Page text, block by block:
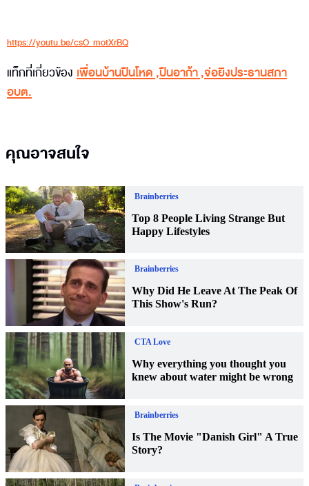
https://youtu.be/csO_motXrBQ
แท็กที่เกี่ยวข้อง เพื่อนบ้านปืนโหด ,ปืนอาก้า,จ่อยิงประธานสภา
อบต.
คุณอาจสนใจ